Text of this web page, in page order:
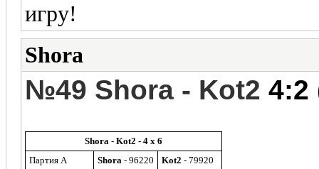
игру!
Shora
№49 Shora - Kot2 4:2
Shora - Kot2 - 4 x 6
Партия A
Shora - 96220 Kot2 - 79920